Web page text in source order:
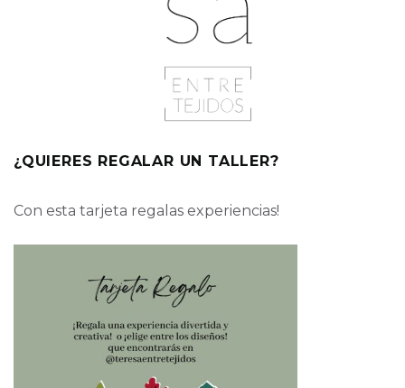
¿QUIERES REGALAR UN TALLER?
Con esta tarjeta regalas experiencias!